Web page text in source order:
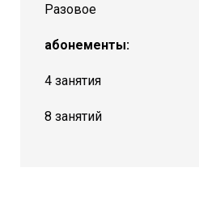
Разовое
абонементы:
4 занятия
8 занятий